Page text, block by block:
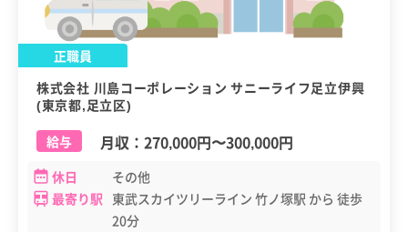
正職員
株式会社 川島コーポレーション サニーライフ足立伊興
(東京都,足立区)
給与
月収： 270,000円〜300,000円
休日
その他
最寄り駅 東武スカイツリーライン 竹ノ塚駅 から 徒歩
20分